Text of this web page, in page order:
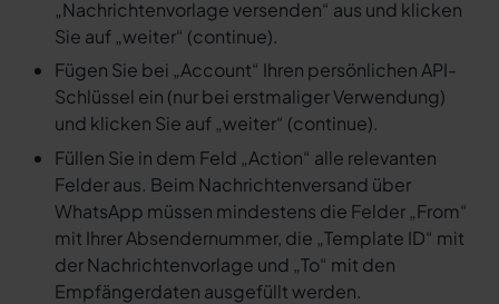
„Nachrichtenvorlage versenden“ aus und klicken
Sie auf „weiter“ (continue).
Fügen Sie bei „Account“ Ihren persönlichen API-
Schlüssel ein (nur bei erstmaliger Verwendung)
und klicken Sie auf „weiter“ (continue).
Füllen Sie in dem Feld „Action“ alle relevanten
Felder aus. Beim Nachrichtenversand über
WhatsApp müssen mindestens die Felder „From“
mit Ihrer Absendernummer, die „Template ID“ mit
der Nachrichtenvorlage und „To“ mit den
Empfängerdaten ausgefüllt werden.